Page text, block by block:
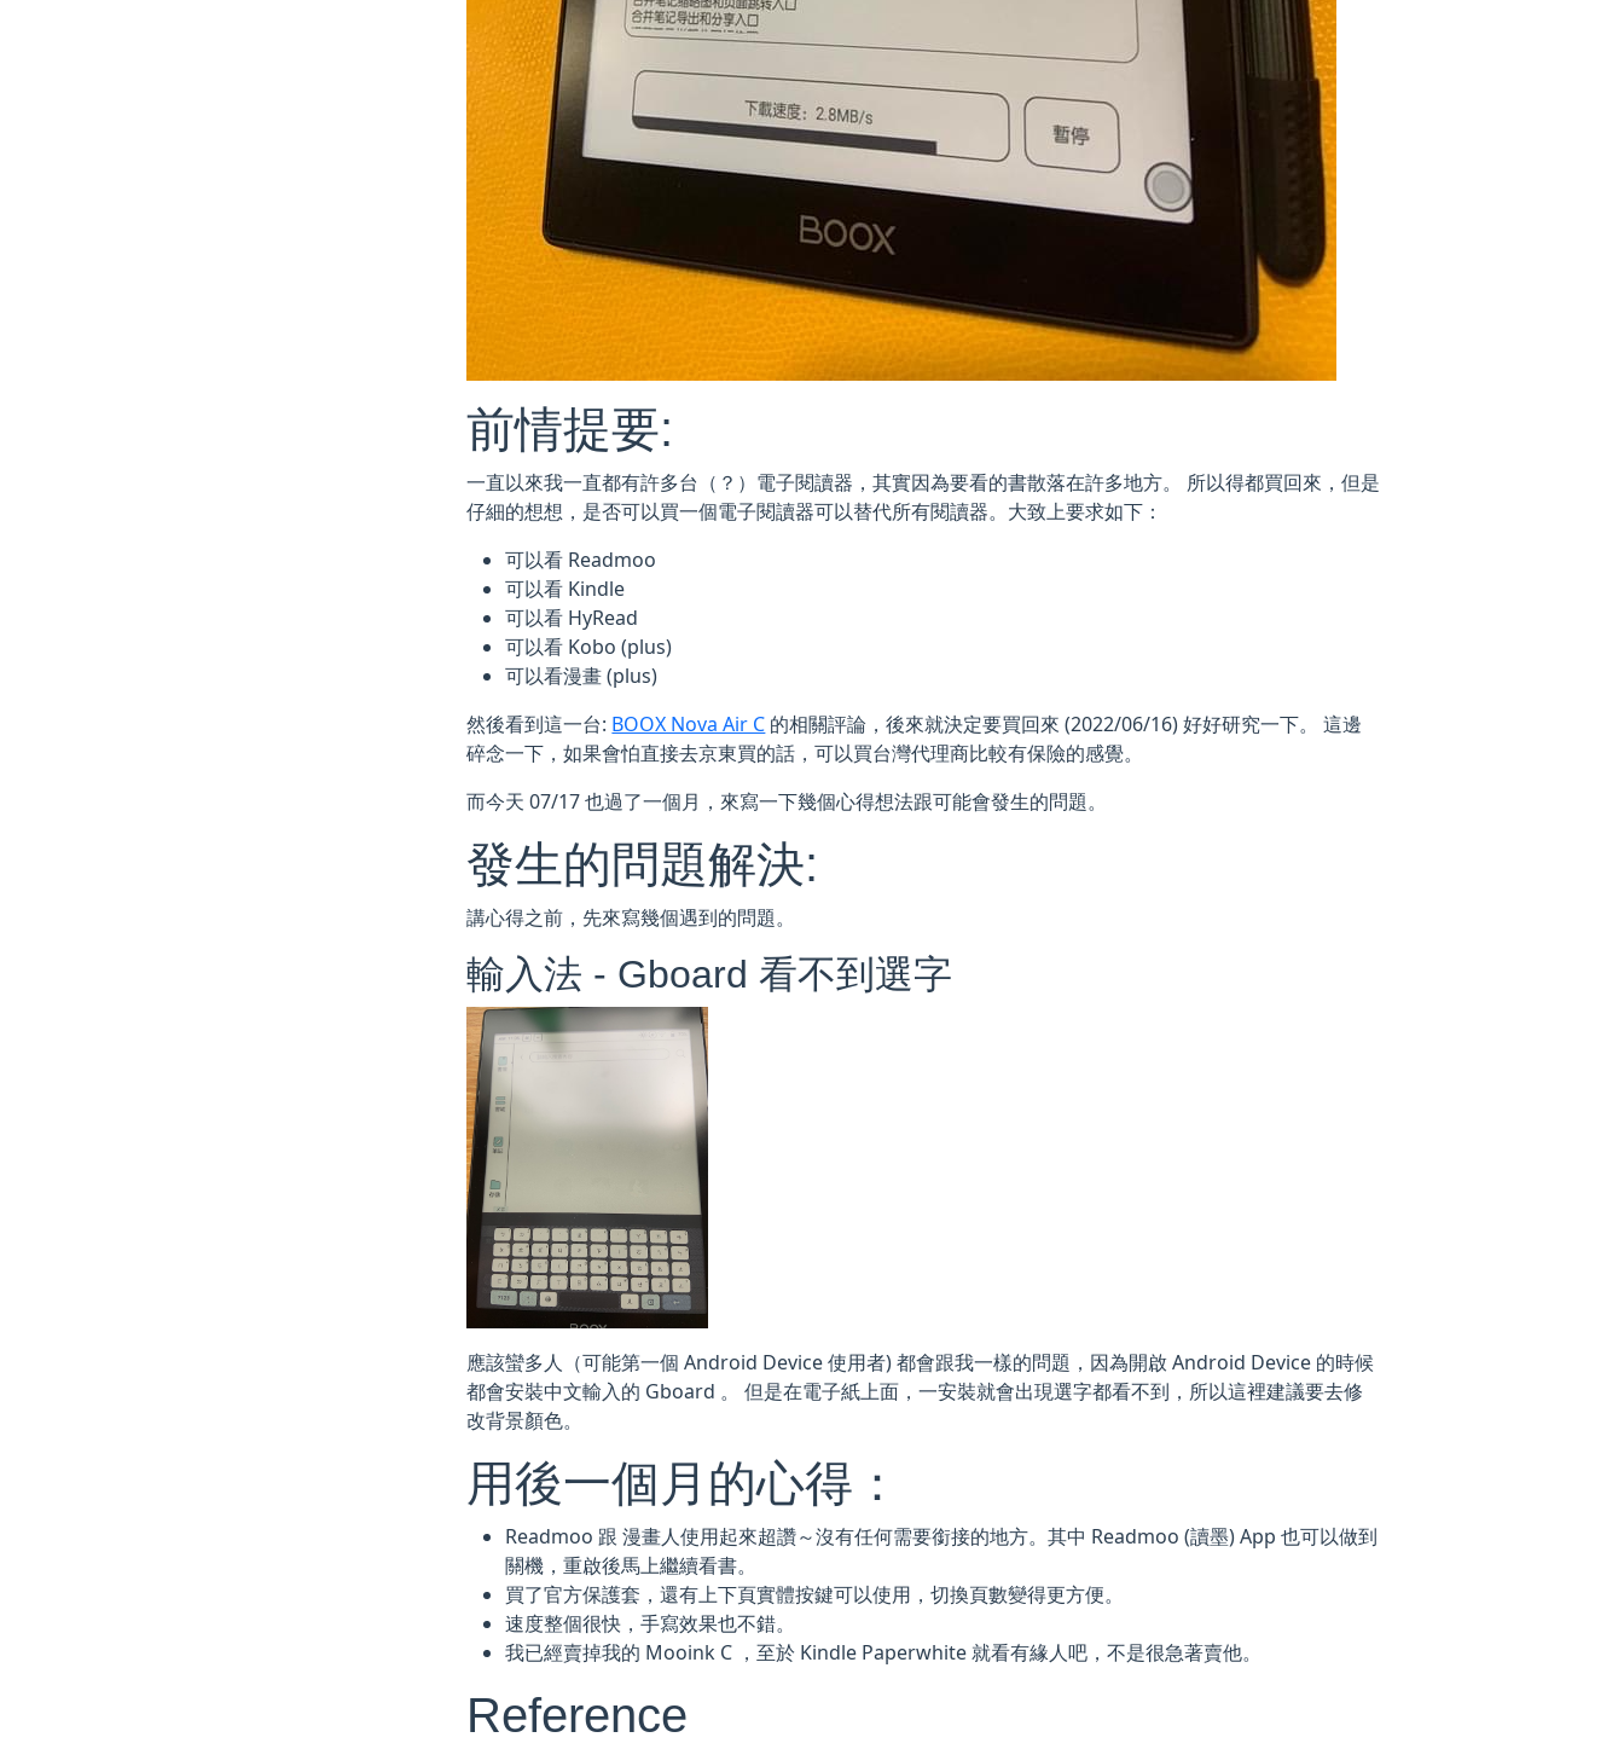
前情提要:
一直以來我一直都有許多台（？）電子閱讀器，其實因為要看的書散落在許多地方。 所以得都買回來，但是
仔細的想想，是否可以買一個電子閱讀器可以替代所有閱讀器。大致上要求如下：
可以看 Readmoo
可以看 Kindle
可以看 HyRead
可以看 Kobo (plus)
可以看漫畫 (plus)
然後看到這一台: BOOX Nova Air C 的相關評論，後來就決定要買回來 (2022/06/16) 好好研究一下。 這邊
碎念一下，如果會怕直接去京東買的話，可以買台灣代理商比較有保險的感覺。
而今天 07/17 也過了一個月，來寫一下幾個心得想法跟可能會發生的問題。
發生的問題解決:
講心得之前，先來寫幾個遇到的問題。
輸入法 - Gboard 看不到選字
應該蠻多人（可能第一個 Android Device 使用者) 都會跟我一樣的問題，因為開啟 Android Device 的時候
都會安裝中文輸入的 Gboard 。 但是在電子紙上面，一安裝就會出現選字都看不到，所以這裡建議要去修
改背景顏色。
用後一個月的心得：
Readmoo 跟 漫畫人使用起來超讚～沒有任何需要銜接的地方。其中 Readmoo (讀墨) App 也可以做到
關機，重啟後馬上繼續看書。
買了官方保護套，還有上下頁實體按鍵可以使用，切換頁數變得更方便。
速度整個很快，手寫效果也不錯。
我已經賣掉我的 Mooink C ，至於 Kindle Paperwhite 就看有緣人吧，不是很急著賣他。
Reference